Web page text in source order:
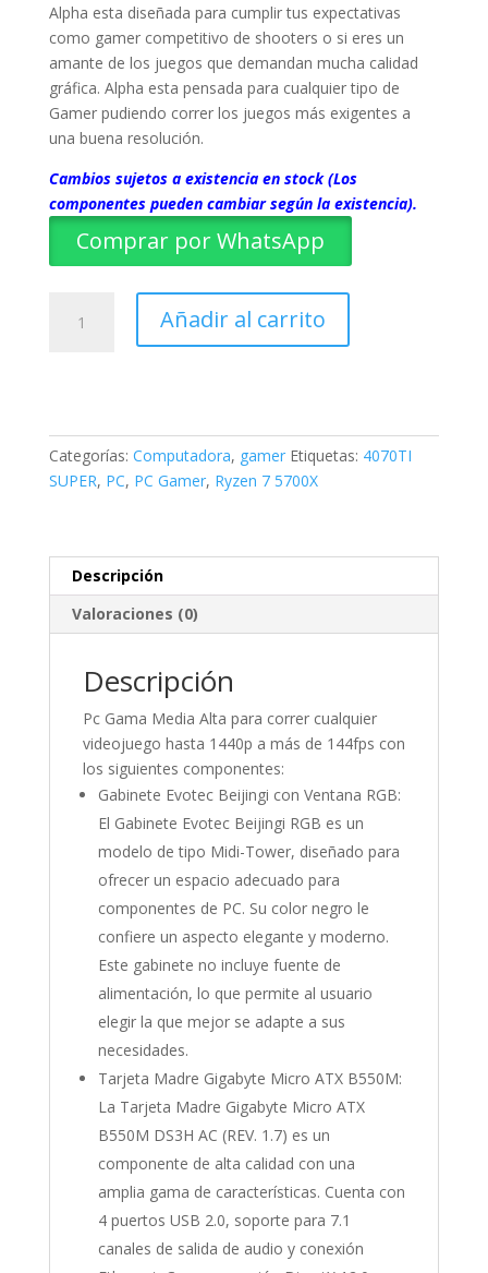
Alpha esta diseñada para cumplir tus expectativas
como gamer competitivo de shooters o si eres un
amante de los juegos que demandan mucha calidad
gráfica. Alpha esta pensada para cualquier tipo de
Gamer pudiendo correr los juegos más exigentes a
una buena resolución.
Cambios sujetos a existencia en stock (Los
componentes pueden cambiar según la existencia).
Comprar por WhatsApp
Gamer
cantidad
Añadir al carrito
Categorías: Computadora, gamer Etiquetas: 4070TI
SUPER, PC, PC Gamer, Ryzen 7 5700X
Descripción
Valoraciones (0)
Descripción
Pc Gama Media Alta para correr cualquier
videojuego hasta 1440p a más de 144fps con
los siguientes componentes:
Gabinete Evotec Beijingi con Ventana RGB:
El Gabinete Evotec Beijingi RGB es un
modelo de tipo Midi-Tower, diseñado para
ofrecer un espacio adecuado para
componentes de PC. Su color negro le
confiere un aspecto elegante y moderno.
Este gabinete no incluye fuente de
alimentación, lo que permite al usuario
elegir la que mejor se adapte a sus
necesidades.
Tarjeta Madre Gigabyte Micro ATX B550M:
La Tarjeta Madre Gigabyte Micro ATX
B550M DS3H AC (REV. 1.7) es un
componente de alta calidad con una
amplia gama de características. Cuenta con
4 puertos USB 2.0, soporte para 7.1
canales de salida de audio y conexión